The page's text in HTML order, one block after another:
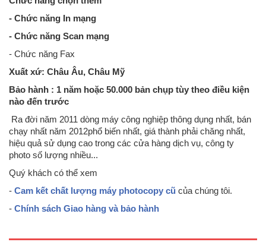
- Chức năng In mạng
- Chức năng Scan mạng
- Chức năng Fax
Xuất xứ: Châu Âu, Châu Mỹ
Bảo hành : 1 năm hoặc 50.000 bản chụp tùy theo điều kiện
nào đến trước
Ra đời năm 2011 dòng máy công nghiệp thông dụng nhất, bán
chạy nhất năm 2012phổ biến nhất, giá thành phải chăng nhất,
hiệu quả sử dụng cao trong các cửa hàng dịch vụ, công ty
photo số lượng nhiều...
Quý khách có thể xem
- Cam kết chất lượng máy photocopy cũ của chúng tôi.
- Chính sách Giao hàng và bảo hành
Chức năng có sẵn: Photocopy ,khổ giấy sao chụp tối đa : A3- Khay
giấy vào : 4 khay x 500 tờ, Khay giấy tay : 100 tờ - Độ phân giải : 2.400